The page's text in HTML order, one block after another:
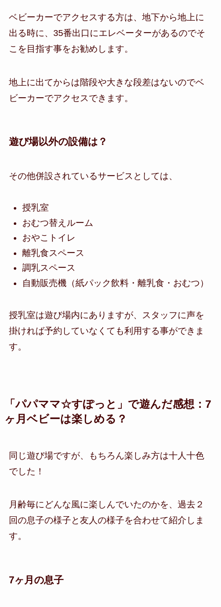
ベビーカーでアクセスする方は、地下から地上に
出る時に、35番出口にエレベーターがあるのでそ
こを目指す事をお勧めします。
地上に出てからは階段や大きな段差はないのでベ
ビーカーでアクセスできます。
遊び場以外の設備は？
その他併設されているサービスとしては、
授乳室
おむつ替えルーム
おやこトイレ
離乳食スペース
調乳スペース
自動販売機（紙パック飲料・離乳食・おむつ）
授乳室は遊び場内にありますが、スタッフに声を
掛ければ予約していなくても利用する事ができま
す。
「パパママ☆すぽっと」で遊んだ感想：7
ヶ月ベビーは楽しめる？
同じ遊び場ですが、もちろん楽しみ方は十人十色
でした！
月齢毎にどんな風に楽しんでいたのかを、過去２
回の息子の様子と友人の様子を合わせて紹介しま
す。
7ヶ月の息子